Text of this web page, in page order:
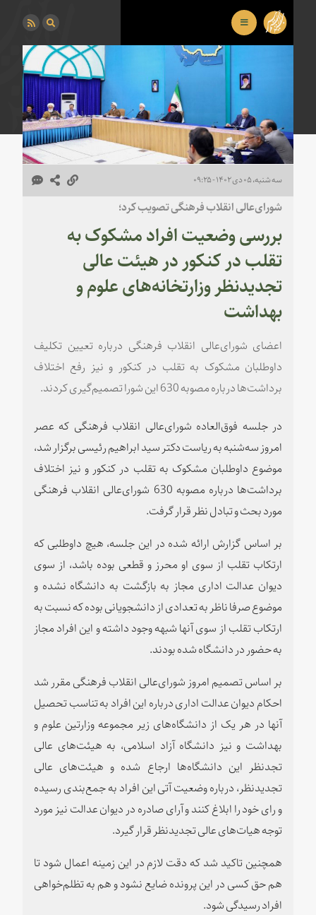
سه شنبه، ۰۵ دی ۱۴۰۲ - ۰۹:۲۵
شورای‌‌عالی انقلاب فرهنگی تصویب کرد؛
بررسی وضعیت افراد مشکوک به
تقلب در کنکور در هیئت عالی
تجدیدنظر وزارتخانه‌های علوم و
بهداشت
اعضای شورای‌عالی انقلاب فرهنگی درباره تعیین تکلیف
داوطلبان مشکوک به تقلب در کنکور و نیز رفع اختلاف
برداشت‌ها درباره مصوبه 630 این شورا تصمیم‌گیری کردند.
در جلسه فوق‌العاده شورای‌عالی انقلاب فرهنگی که عصر
امروز سه‌شنبه به ریاست دکتر سید ابراهیم رئیسی برگزار شد،
موضوع داوطلبان مشکوک به تقلب در کنکور و نیز اختلاف
برداشت‌ها درباره مصوبه 630 شورای‌عالی انقلاب فرهنگی
مورد بحث و تبادل نظر قرار گرفت.
بر اساس گزارش ارائه شده در این جلسه، هیچ داوطلبی که
ارتکاب تقلب از سوی او محرز و قطعی بوده باشد، از سوی
دیوان عدالت اداری مجاز به بازگشت به دانشگاه نشده و
موضوع صرفا ناظر به تعدادی از دانشجویانی بوده که نسبت به
ارتکاب تقلب از سوی آنها شبهه وجود داشته و این افراد مجاز
به حضور در دانشگاه شده بودند.
بر اساس تصمیم امروز شورای‌عالی انقلاب فرهنگی مقرر شد
احکام دیوان عدالت اداری درباره این افراد به تناسب تحصیل
آنها در هر یک از دانشگاه‌های زیر مجموعه وزارتین علوم و
بهداشت و نیز دانشگاه آزاد اسلامی، به هیئت‌های عالی
تجدنظر این دانشگاه‌ها ارجاع شده و هیئت‌های عالی
تجدیدنظر، درباره وضعیت آتی این افراد به جمع‌بندی رسیده
و رای خود را ابلاغ کنند و آرای صادره در دیوان عدالت نیز مورد
توجه هیات‌های عالی تجدیدنظر قرار گیرد.
همچنین تاکید شد که دقت لازم در این زمینه اعمال شود تا
هم حق کسی در این پرونده ضایع نشود و هم به تظلم‌خواهی
افراد رسیدگی شود.